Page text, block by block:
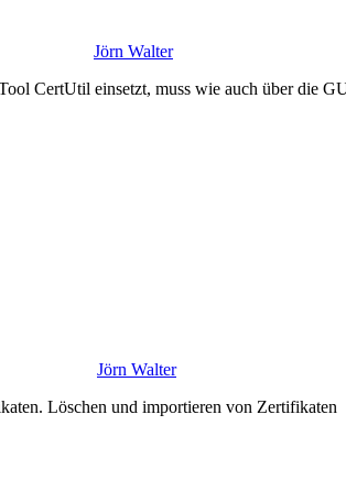
Jörn Walter
CertUtil einsetzt, muss wie auch über die
Jörn Walter
Löschen und importieren von Zertifikaten